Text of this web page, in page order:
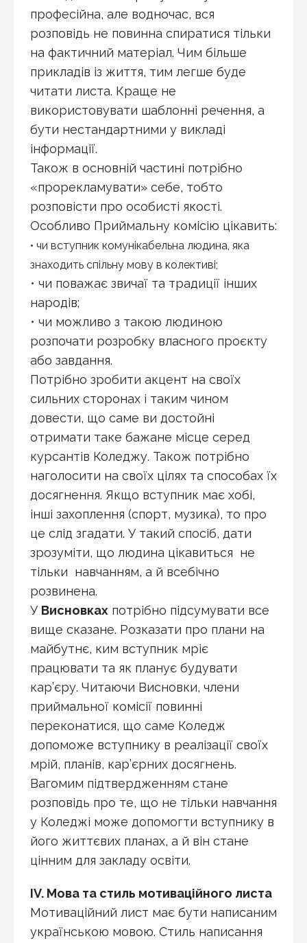
професійна, але водночас, вся
розповідь не повинна спиратися тільки
на фактичний матеріал. Чим більше
прикладів із життя, тим легше буде
читати листа. Краще не
використовувати шаблонні речення, а
бути нестандартними у викладі
інформації.
Також в основній частині потрібно
«прорекламувати» себе, тобто
розповісти про особисті якості.
Особливо Приймальну комісію цікавить:
• чи вступник комунікабельна людина, яка
знаходить спільну мову в колективі;
• чи поважає звичаї та традиції інших
народів;
• чи можливо з такою людиною
розпочати розробку власного проєкту
або завдання.
Потрібно зробити акцент на своїх
сильних сторонах і таким чином
довести, що саме ви достойні
отримати таке бажане місце серед
курсантів Коледжу. Також потрібно
наголосити на своїх цілях та способах їх
досягнення. Якщо вступник має хобі,
інші захоплення (спорт, музика), то про
це слід згадати. У такий спосіб, дати
зрозуміти, що людина цікавиться не
тільки навчанням, а й всебічно
розвинена.
У Висновках потрібно підсумувати все
вище сказане. Розказати про плани на
майбутнє, ким вступник мріє
працювати та як планує будувати
кар’єру. Читаючи Висновки, члени
приймальної комісії повинні
переконатися, що саме Коледж
допоможе вступнику в реалізації своїх
мрій, планів, кар’єрних досягнень.
Вагомим підтвердженням стане
розповідь про те, що не тільки навчання
у Коледжі може допомогти вступнику в
його життєвих планах, а й він стане
цінним для закладу освіти.
IV. Мова та стиль мотиваційного листа
Мотиваційний лист має бути написаним
українською мовою. Стиль написання